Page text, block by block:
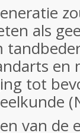
als
tot
van de